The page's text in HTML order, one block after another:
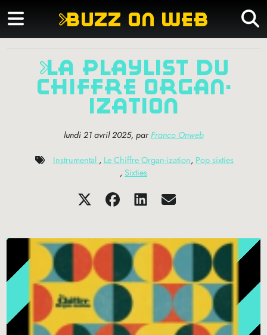
buzz on web
la playlist du
chiffre organ-
ization
lundi 21 avril 2025, parFranco Onweb
Instrumental , Le Chiffre Organ​-​ization, Pop sixties
, Sixties